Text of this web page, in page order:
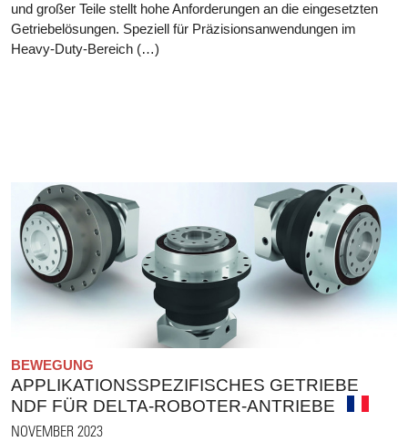
und großer Teile stellt hohe Anforderungen an die eingesetzten
Getriebelösungen. Speziell für Präzisionsanwendungen im
Heavy-Duty-Bereich (…)
BEWEGUNG
APPLIKATIONSSPEZIFISCHES GETRIEBE
NDF FÜR DELTA-ROBOTER-ANTRIEBE
NOVEMBER 2023